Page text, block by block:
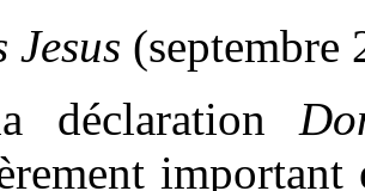
Jesus (septembre
déclaration